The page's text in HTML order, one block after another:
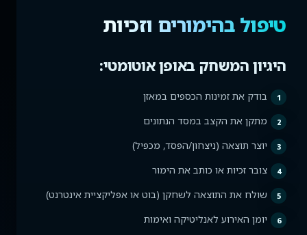
טיפול בהימורים וזכיות
היגיון המשחק באופן אוטומטי:
בודק את זמינות הכספים במאזן
מתקן את הקצב במסד הנתונים
יוצר תוצאה (ניצחון/הפסד, מכפיל)
צובר זכיות או כותב את הימור
שולח את התוצאה לשחקן (בוט או אפליקציית אינטרנט)
יומן האירוע לאנליטיקה ואימות